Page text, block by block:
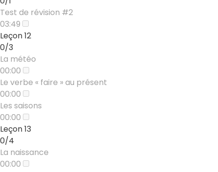
Test de révision #2
03:49
Leçon 12
0/3
La météo
00:00
Le verbe « faire » au présent
00:00
Les saisons
00:00
Leçon 13
0/4
La naissance
00:00